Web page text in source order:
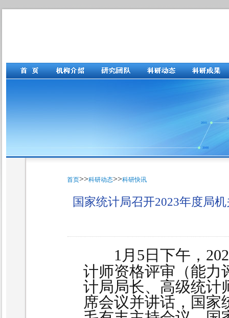
首页>>科研动态>>科研快讯
国家统计局召开2023年度局
1月5日下午，
计师资格评审（能力
计局局长、高级统计
席会议并讲话，国家